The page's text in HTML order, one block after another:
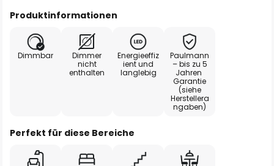
Produktinformationen
Dimmbar
Dimmer
nicht
enthalten
Energieeffiz
ient und
langlebig
Paulmann
– bis zu 5
Jahren
Garantie
(siehe
Herstellera
ngaben)
Perfekt für diese Bereiche